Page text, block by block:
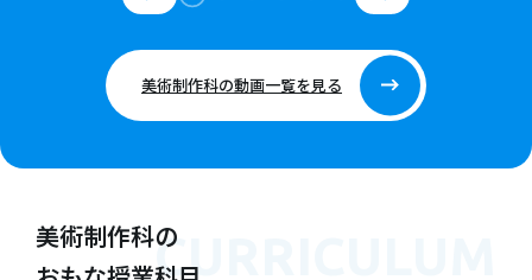
美術制作科の動画一覧を見る
美術制作科のCURRICULUM